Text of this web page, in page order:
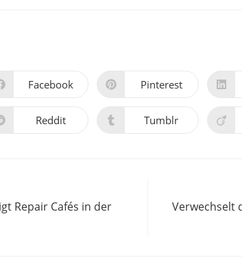
Facebook Pinterest
Reddit Tumblr
Repair Cafés in der
Verwechselt